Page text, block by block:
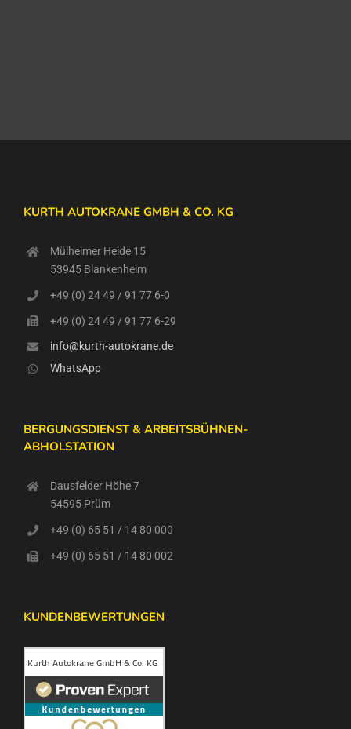
KURTH AUTOKRANE GMBH & CO. KG
Mülheimer Heide 15
53945 Blankenheim
+49 (0) 24 49 / 91 77 6-0
+49 (0) 24 49 / 91 77 6-29
info@kurth-autokrane.de
WhatsApp
BERGUNGSDIENST & ARBEITSBÜHNEN-
ABHOLSTATION
Dausfelder Höhe 7
54595 Prüm
+49 (0) 65 51 / 14 80 000
+49 (0) 65 51 / 14 80 002
KUNDENBEWERTUNGEN